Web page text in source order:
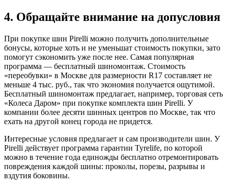
4. Обращайте внимание на допусловия
При покупке шин Pirelli можно получить дополнительные
бонусы, которые хоть и не уменьшат стоимость покупки, зато
помогут сэкономить уже после нее. Самая популярная
программа — бесплатный шиномонтаж. Стоимость
«переобувки» в Москве для размерности R17 составляет не
меньше 4 тыс. руб., так что экономия получается ощутимой.
Бесплатный шиномонтаж предлагает, например, торговая сеть
«Колеса Даром» при покупке комплекта шин Pirelli. У
компании более десяти шинных центров по Москве, так что
ехать на другой конец города не придется.
Интересные условия предлагает и сам производители шин. У
Pirelli действует программа гарантии Tyrelife, по которой
можно в течение года единожды бесплатно отремонтировать
повреждения каждой шины: проколы, порезы, разрывы и
вздутия боковины.